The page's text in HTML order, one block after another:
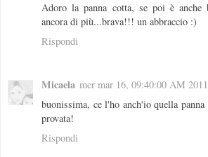
Adoro la panna cotta, se poi è anche
ancora di più...brava!!! un abbraccio :)
Rispondi
Micaela mer mar 16, 09:40:00 AM 2011
buonissima, ce l'ho anch'io quella
provata!
Rispondi